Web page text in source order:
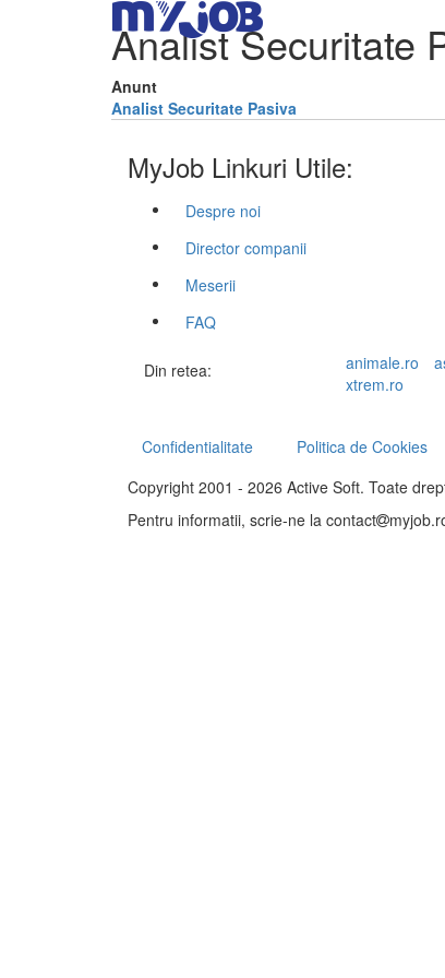
Analist Securitate
Anunt
Analist Securitate Pasiva
MyJob Linkuri Utile:
Despre noi
Director companii
Meserii
FAQ
Din retea: animale.ro
xtrem.ro
Confidentialitate Politica de Cookies
Copyright 2001 - 2026 Active Soft. Toate
Pentru informatii, scrie-ne la contact